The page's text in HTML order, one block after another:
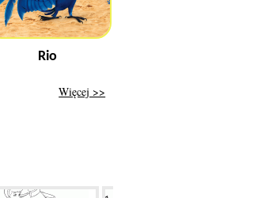
Rio
Więcej >>